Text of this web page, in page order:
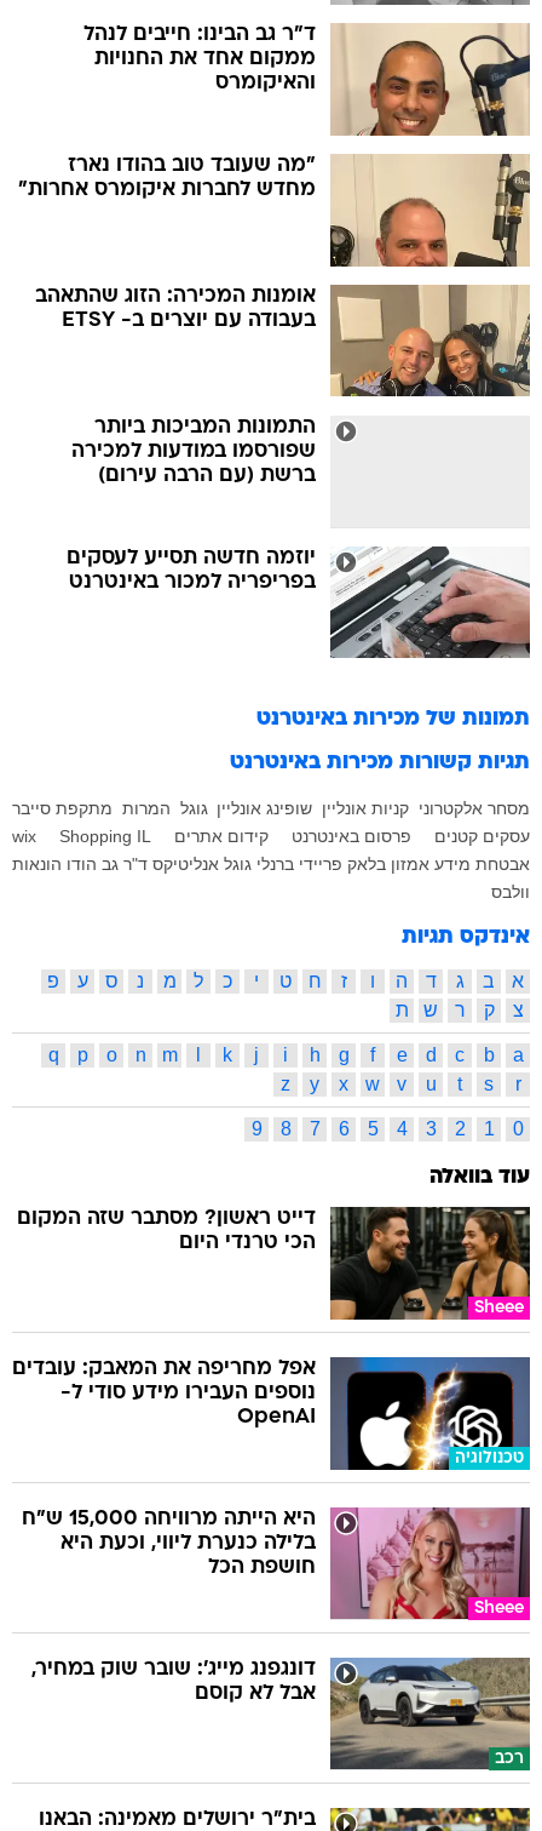
ד"ר גב הבינו: חייבים לנהל
ממקום אחד את החנויות
והאיקומרס
"מה שעובד טוב בהודו נארז
מחדש לחברות איקומרס אחרות"
אומנות המכירה: הזוג שהתאהב
בעבודה עם יוצרים ב- ETSY
התמונות המביכות ביותר
שפורסמו במודעות למכירה
ברשת (עם הרבה עירום)
יוזמה חדשה תסייע לעסקים
בפריפריה למכור באינטרנט
תמונות של מכירות באינטרנט
תגיות קשורות מכירות באינטרנט
מסחר אלקטרוני קניות אונליין שופינג אונליין גוגל המרות מתקפת סייבר
עסקים קטנים
פרסום באינטרנט קידום אתרים Shopping IL
wix
אבטחת מידע אמזון בלאק פריידי ברנלי גוגל אנליטיקס ד"ר גב הודו הונאות
וולבס
אינדקס תגיות
א ב ג ד ה ו ז ח ט י כ ל מ נ ס ע
פ
צ
ק ר ש ת
a
b
c
d
e
f
g
h
i
j
k
m
n
o
p
q
r
s
t
u
v
w
x
y
z
0
1
2
3
4
5
6
7
8
9
עוד בוואלה
Sheee
דייט ראשון? מסתבר שזה המקום
הכי טרנדי היום
טכנולוגיה
אפל מחריפה את המאבק: עובדים
נוספים העבירו מידע סודי ל-
OpenAI
Sheee
היא הייתה מרוויחה 15,000 ש"ח
בלילה כנערת ליווי, וכעת היא
חושפת הכל
רכב
דונגפנג מייג': שובר שוק במחיר,
אבל לא קוסם
בית"ר ירושלים מאמינה: הבאנו